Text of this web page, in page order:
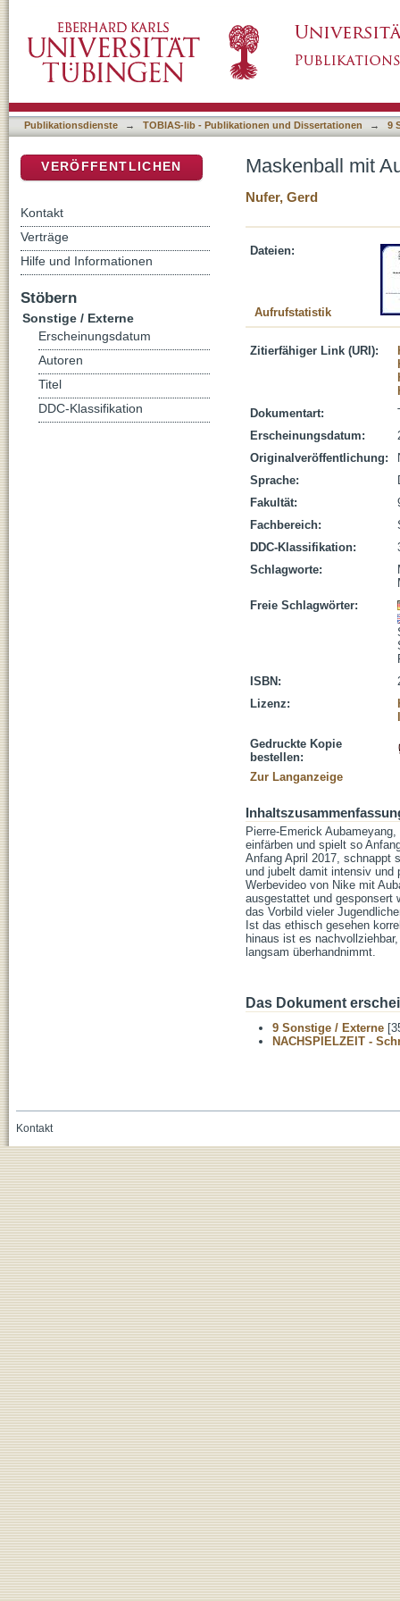
Publikationsdienste → TOBIAS-lib - Publikationen und Dissertationen → 9
Maskenball mit
Nufer, Gerd
Dateien:
Aufrufstatistik
Zitierfähiger Link (URI):
Dokumentart:
Erscheinungsdatum:
Originalveröffentlichung:
Sprache:
Fakultät:
Fachbereich:
DDC-Klassifikation:
Schlagworte:
Freie Schlagwörter:
ISBN:
Lizenz:
Gedruckte Kopie
bestellen:
Zur Langanzeige
Pierre-Emerick
einfärben und spielt so
Anfang April 2017, schnappt
und jubelt damit intensiv und
Werbevideo von Nike mit
ausgestattet und gesponsert
das Vorbild vieler
Ist das ethisch gesehen
hinaus ist es
langsam überhandnimmt.
Das Dokument
9 Sonstige / Externe
NACHSPIELZEIT -
VERÖFFENTLICHEN
Kontakt
Verträge
Hilfe und Informationen
Stöbern
Sonstige / Externe
Erscheinungsdatum
Autoren
Titel
DDC-Klassifikation
Kontakt